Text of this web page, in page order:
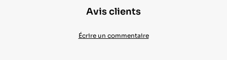
Avis clients
Écrire un commentaire